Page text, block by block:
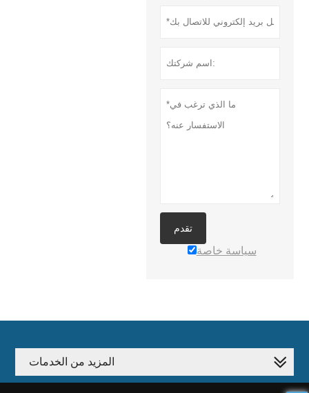
تقدم
سياسة خاصة
المزيد من الخدمات